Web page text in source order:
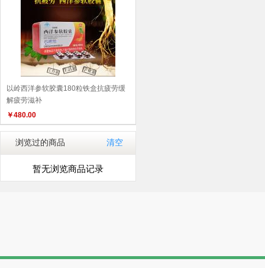
以岭西洋参软胶囊180粒铁盒抗疲劳缓
解疲劳滋补
￥480.00
浏览过的商品 清空
暂无浏览商品记录